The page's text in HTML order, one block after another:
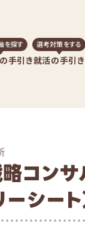
手引き
を探す
就活の手引き
選考対策をする
コンサ
シート